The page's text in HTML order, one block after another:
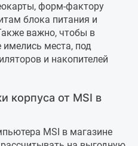
форм-фактору
блока питания и
важно, чтобы в
места, под
и накопителей
корпуса от MSI в
MSI в магазине